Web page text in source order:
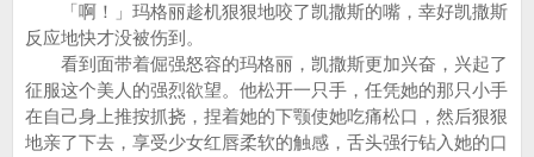
「啊！」玛格丽趁机狠狠地咬了凯撒斯的嘴，幸好凯撒斯
反应地快才没被伤到。
看到面带着倔强怒容的玛格丽，凯撒斯更加兴奋，兴起了
征服这个美人的强烈欲望。他松开一只手，任凭她的那只小手
在自己身上推按抓挠，捏着她的下颚使她吃痛松口，然后狠狠
地亲了下去，享受少女红唇柔软的触感，舌头强行钻入她的口